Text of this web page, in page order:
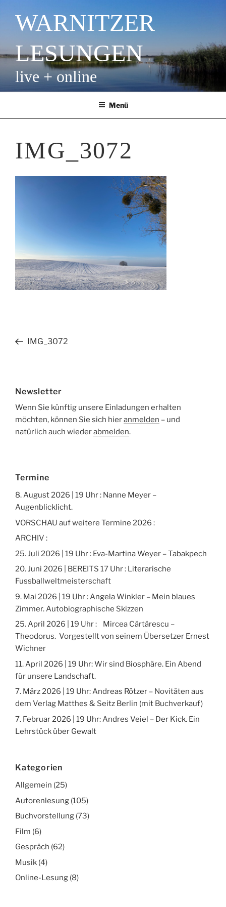
Inhalt
springenWARNITZER
LESUNGEN
live + online
Menü
IMG_3072
Beitragsnavigation
Vorheriger
IMG_3072
Newsletter
Wenn Sie künftig unsere Einladungen erhalten
möchten, können Sie sich hieranmelden – und
natürlich auch wiederabmelden.
Termine
8. August 2026 | 19 Uhr : Nanne Meyer –
Augenblicklicht.
VORSCHAU auf weitere Termine 2026 :
ARCHIV :
25. Juli 2026 | 19 Uhr : Eva-Martina Weyer – Tabakpech
20. Juni 2026 | BEREITS 17 Uhr : Literarische
Fussballweltmeisterschaft
9. Mai 2026 | 19 Uhr : Angela Winkler – Mein blaues
Zimmer. Autobiographische Skizzen
25. April 2026 | 19 Uhr : Mircea Cărtărescu –
Theodorus. Vorgestellt von seinem Übersetzer Ernest
Wichner
11. April 2026 | 19 Uhr: Wir sind Biosphäre. Ein Abend
für unsere Landschaft.
7. März 2026 | 19 Uhr: Andreas Rötzer – Novitäten aus
dem Verlag Matthes & Seitz Berlin (mit Buchverkauf)
7. Februar 2026 | 19 Uhr: Andres Veiel – Der Kick. Ein
Lehrstück über Gewalt
Kategorien
Allgemein (25)
Autorenlesung (105)
Buchvorstellung (73)
Film (6)
Gespräch (62)
Musik (4)
Online-Lesung (8)